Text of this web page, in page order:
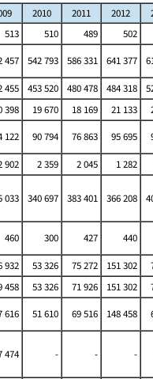
2010 2011 2012
513 510 489 502
457 542 793 586 331 641 377
455 453 520 480 478 484 318
398 19 670 18 169 21 133
122 90 794 76 863 95 695
902 2 359 2 045 1 282
033 340 697 383 401 366 208
460 300 427 440
932 53 326 75 272 151 302
458 53 326 71 926 151 302
616 51 610 69 516 148 458
474 - - -